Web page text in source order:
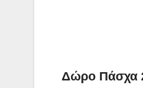
Δώρο Πάσχα